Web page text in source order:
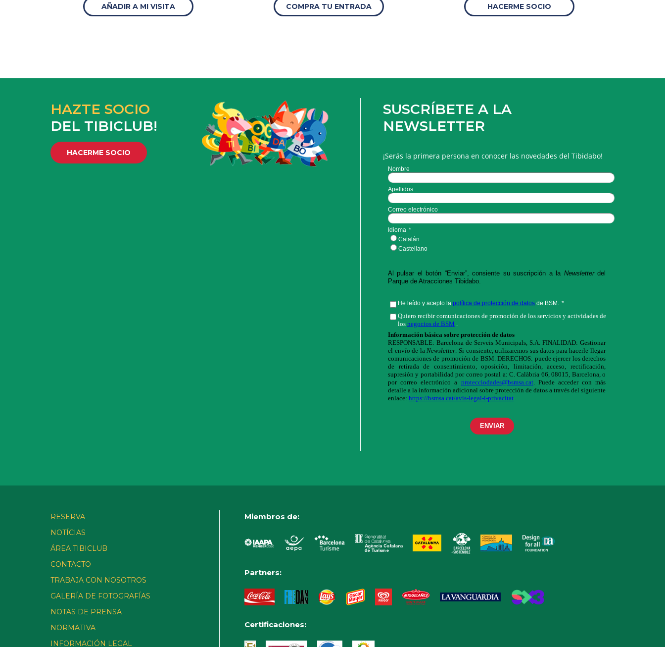
AÑADIR A MI VISITA COMPRA TU ENTRADA HACERME SOCIO
HAZTE SOCIO
DEL TIBICLUB!
HACERME SOCIO
SUSCRÍBETE A LA
NEWSLETTER
¡Serás la primera persona en conocer las novedades del Tibidabo!
RESERVA
NOTÍCIAS
ÁREA TIBICLUB
CONTACTO
TRABAJA CON NOSOTROS
GALERÍA DE FOTOGRAFÍAS
NOTAS DE PRENSA
NORMATIVA
INFORMACIÓN LEGAL
Miembros de:
Partners:
Certificaciones: